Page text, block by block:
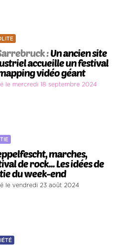
:Un ancien site
accueille un festival
vidéo géant
le mercredi 18 septembre 2024
marches,
de rock... Les idées de
du week-end
le vendredi 23 août 2024